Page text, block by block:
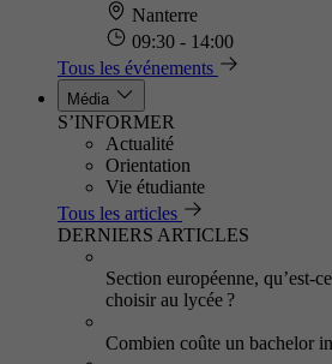
Nanterre
09:30 - 14:00
Tous les événements
Média
S’INFORMER
Actualité
Orientation
Vie étudiante
Tous les articles
DERNIERS ARTICLES
Section européenne, qu’est-
choisir au lycée ?
Combien coûte un bachelor